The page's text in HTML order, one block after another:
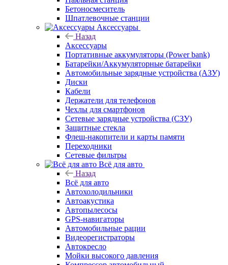
Бетоносмеситель
Шпатлевочные станции
Аксессуары
Назад
Аксессуары
Портативные аккумуляторы (Power bank)
Батарейки/Аккумуляторные батарейки
Автомобильные зарядные устройства (АЗУ)
Диски
Кабели
Держатели для телефонов
Чехлы для смартфонов
Сетевые зарядные устройства (СЗУ)
Защитные стекла
Флеш-накопители и карты памяти
Переходники
Сетевые фильтры
Всё для авто
Назад
Всё для авто
Автохолодильники
Автоакустика
Автопылесосы
GPS-навигаторы
Автомобильные рации
Видеорегистраторы
Автокресло
Мойки высокого давления